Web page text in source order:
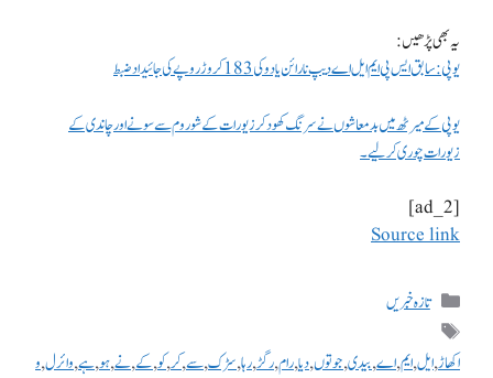
یہ بھی پڑھیں:
یوپی: سابق ایس پی ایم ایل اے دیپ نارائن یادو کی 183 کروڑ روپے کی جائیداد ضبط
یوپی کے میرٹھ میں بدمعاشوں نے سرنگ کھود کر زیورات کے شو روم سے سونے اور چاندی کے
زیورات چوری کر لیے۔
[ad_2]
Source link
تازہ خبریں
اکھاڑ,ایل,ایم,اے,بیدی,جوتوں,دیا,رام,رگڑ,رہا,سڑک,سے,کر,کو,کے,نے,ہو,ہے,وائرل,و